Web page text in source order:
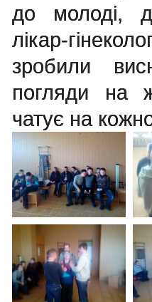
до молоді,
лікар-
зробили
погляди на
чатує на